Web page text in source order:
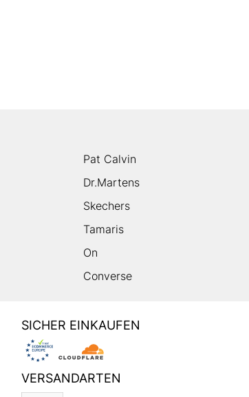
Pat Calvin
Dr.Martens
Skechers
Tamaris
On
Converse
SICHER EINKAUFEN
VERSANDARTEN